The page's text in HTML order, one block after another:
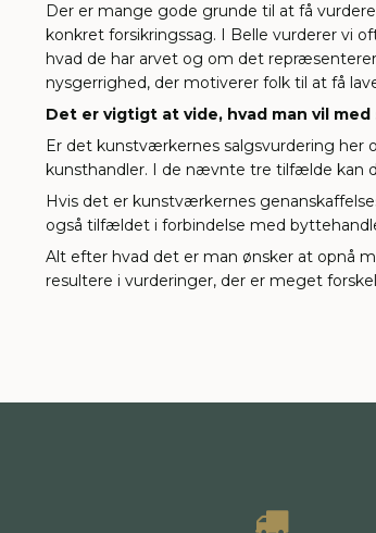
Der er mange gode grunde til at få
konkret forsikringssag. I Belle vurderer vi
hvad de har arvet og om det
nysgerrighed, der motiverer folk til at få
Det er vigtigt at vide, hvad man vil
Er det kunstværkernes salgsvurdering her
kunsthandler. I de nævnte tre tilfælde kan
Hvis det er kunstværkernes
også tilfældet i forbindelse med
Alt efter hvad det er man ønsker at opnå
resultere i vurderinger, der er meget